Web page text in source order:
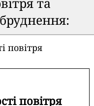
повітря
повітря